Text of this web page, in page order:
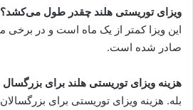
ویزای توریستی هلند چقدر طول می‌کشد؟
صادر شده است.
هزینه ویزای توریستی هلند برای